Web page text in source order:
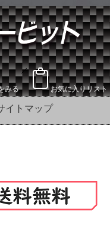
みる お気に入りリスト
イトマップ